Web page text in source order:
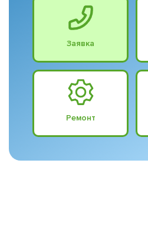
Заявка
Ремонт